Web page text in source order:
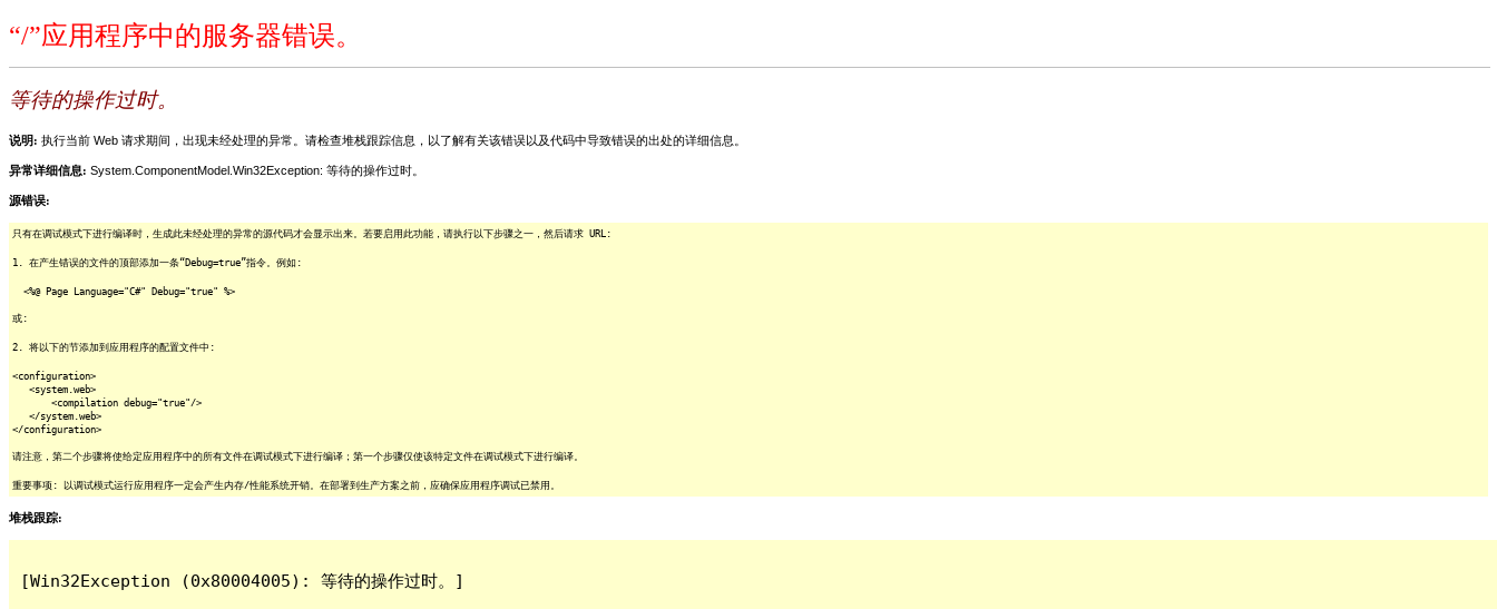
“/”应用程序中的服务器错误。
等待的操作过时。
说明: 执行当前 Web 请求期间，出现未经处理的异常。请检查堆栈跟踪信息，以了解有关该错误以及代码中导致错误的出处的详细信息。
异常详细信息: System.ComponentModel.Win32Exception: 等待的操作过时。
源错误:
只有在调试模式下进行编译时，生成此未经处理的异常的源代码才会显示出来。若要启用此功能，请执行以下步骤之一，然后请求 URL:
1. 在产生错误的文件的顶部添加一条“Debug=true”指令。例如:
<%@ Page Language="C#" Debug="true" %>
或:
2. 将以下的节添加到应用程序的配置文件中:
<configuration>
<system.web>
<compilation debug="true"/>
</system.web>
</configuration>
请注意，第二个步骤将使给定应用程序中的所有文件在调试模式下进行编译；第一个步骤仅使该特定文件在调试模式下进行编译。
重要事项: 以调试模式运行应用程序一定会产生内存/性能系统开销。在部署到生产方案之前，应确保应用程序调试已禁用。
堆栈跟踪:
[Win32Exception (0x80004005): 等待的操作过时。]